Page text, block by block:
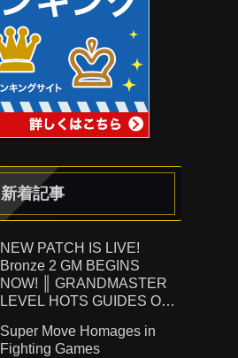
新着記事
NEW PATCH IS LIVE!
Bronze 2 GM BEGINS
NOW! ║ GRANDMASTER
LEVEL HOTS GUIDES ON
Super Move Homages in
Fighting Games